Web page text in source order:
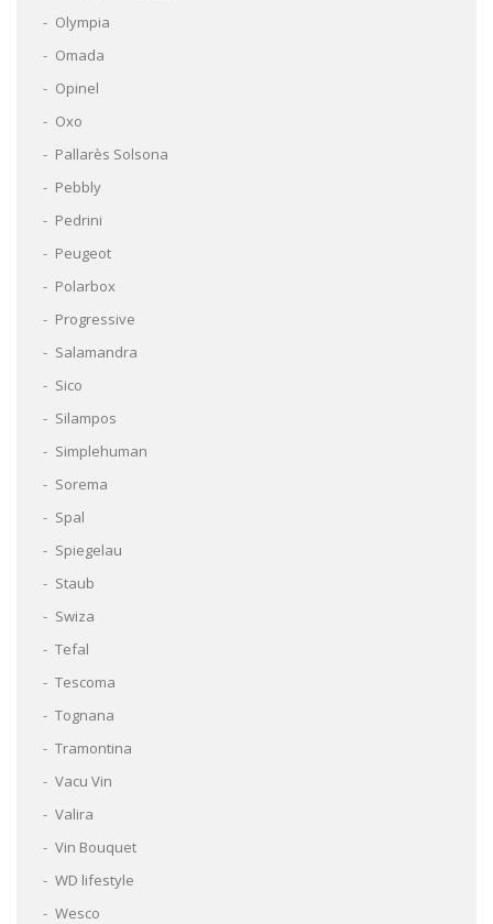
Olympia
Omada
Opinel
Oxo
Pallarès Solsona
Pebbly
Pedrini
Peugeot
Polarbox
Progressive
Salamandra
Sico
Silampos
Simplehuman
Sorema
Spal
Spiegelau
Staub
Swiza
Tefal
Tescoma
Tognana
Tramontina
Vacu Vin
Valira
Vin Bouquet
WD lifestyle
Wesco